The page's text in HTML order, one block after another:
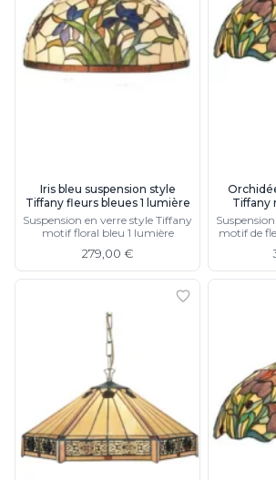
Iris bleu suspension style
Tiffany fleurs bleues 1 lumière
Suspension en verre style Tiffany
motif floral bleu 1 lumière
279,00 €
Tiffany
motif de